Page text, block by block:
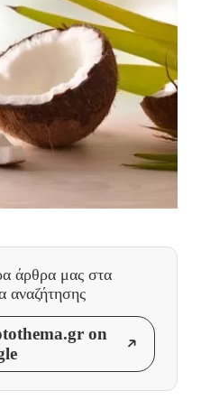
άρθρα μας στα
αναζήτησης
on